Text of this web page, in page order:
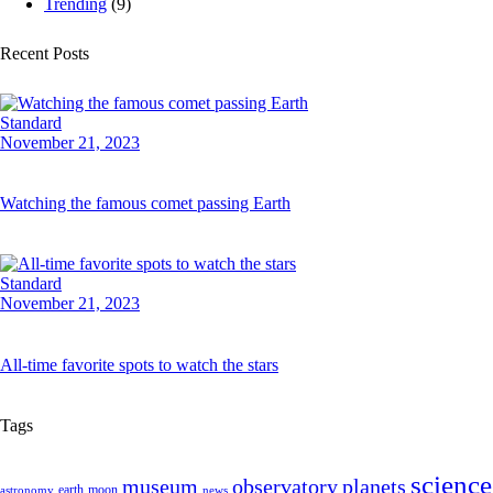
Trending (9)
Recent Posts
Standard
November 21, 2023
Watching the famous comet passing Earth
Standard
November 21, 2023
All-time favorite spots to watch the stars
Tags
astronomy earth moon museum news observatoryplanets science